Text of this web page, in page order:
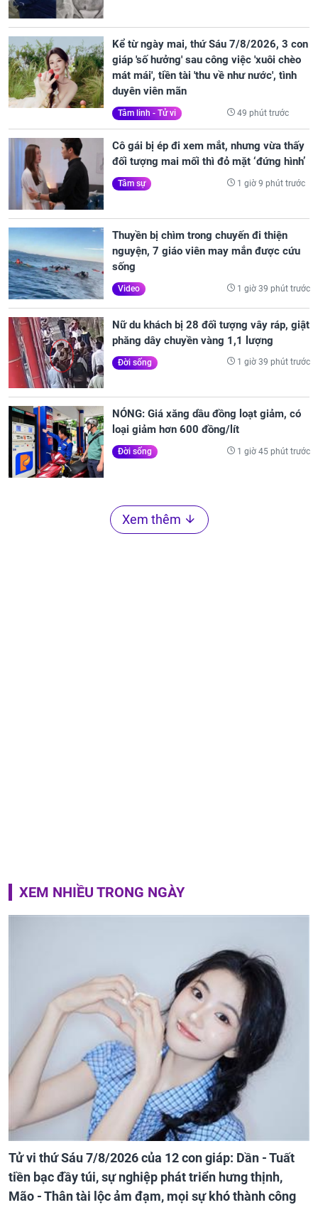
Kể từ ngày mai, thứ Sáu 7/8/2026, 3 con
giáp 'số hưởng' sau công việc 'xuôi chèo
mát mái', tiền tài 'thu về như nước', tình
duyên viên mãn
Tâm linh - Tử vi 49 phút trước
Cô gái bị ép đi xem mắt, nhưng vừa thấy
đối tượng mai mối thì đỏ mặt ‘đứng hình’
Tâm sự 1 giờ 9 phút trước
Thuyền bị chìm trong chuyến đi thiện
nguyện, 7 giáo viên may mắn được cứu
sống
Video 1 giờ 39 phút trước
Nữ du khách bị 28 đối tượng vây ráp, giật
phăng dây chuyền vàng 1,1 lượng
Đời sống 1 giờ 39 phút trước
NÓNG: Giá xăng dầu đồng loạt giảm, có
loại giảm hơn 600 đồng/lít
Đời sống 1 giờ 45 phút trước
Xem thêm
XEM NHIỀU TRONG NGÀY
Tử vi thứ Sáu 7/8/2026 của 12 con giáp: Dần - Tuất
tiền bạc đầy túi, sự nghiệp phát triển hưng thịnh,
Mão - Thân tài lộc ảm đạm, mọi sự khó thành công